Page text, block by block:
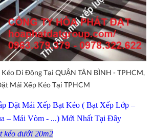
Kéo Di Động Tại QUẬN TÂN BÌNH - TPHCM,
Mái Xếp Kéo Tại TPHCM
Đặt Mái Xếp Bạt Kéo ( Bạt Xếp Lớp –
– Mái Vòm - ...) Mới Nhất Tại Đây
kéo dưới 20m2